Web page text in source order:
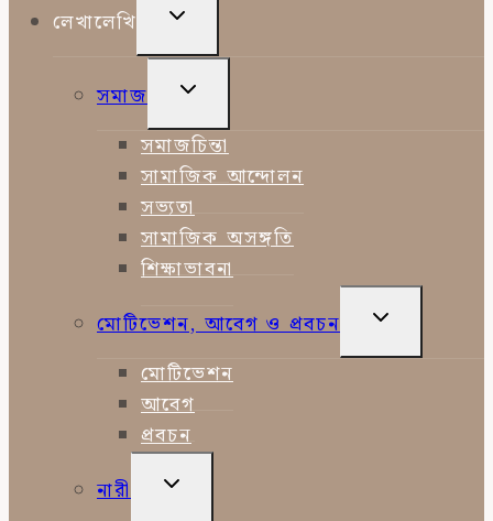
লেখালেখি
TOGGLE
MENU
সমাজ
TOGGLE
MENU
সমাজচিন্তা
সামাজিক আন্দোলন
সভ্যতা
সামাজিক অসঙ্গতি
শিক্ষাভাবনা
মোটিভেশন, আবেগ ও প্রবচন
TOGGLE
মোটিভেশন
আবেগ
প্রবচন
নারী
TOGGLE